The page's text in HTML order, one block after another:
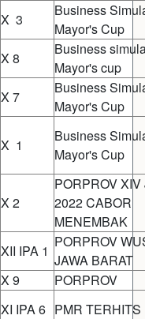
X 3
Business
Mayor's Cup
X 8
Business
Mayor's cup
X 7
Business
Mayor's Cup
X 1
Business
Mayor's Cup
X 2
PORPROV
2022 CABOR
MENEMBAK
XII IPA 1
PORPROV
JAWA BARAT
X 9
PORPROV
XI IPA 6 PMR TERHITS